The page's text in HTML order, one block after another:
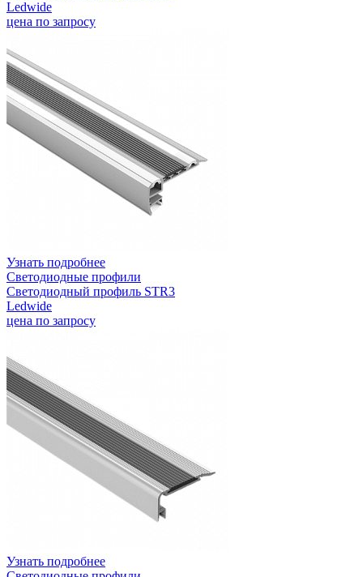
Ledwide
цена по запросу
Узнать подробнее
Светодиодные профили
Светодиодный профиль STR3
Ledwide
цена по запросу
Узнать подробнее